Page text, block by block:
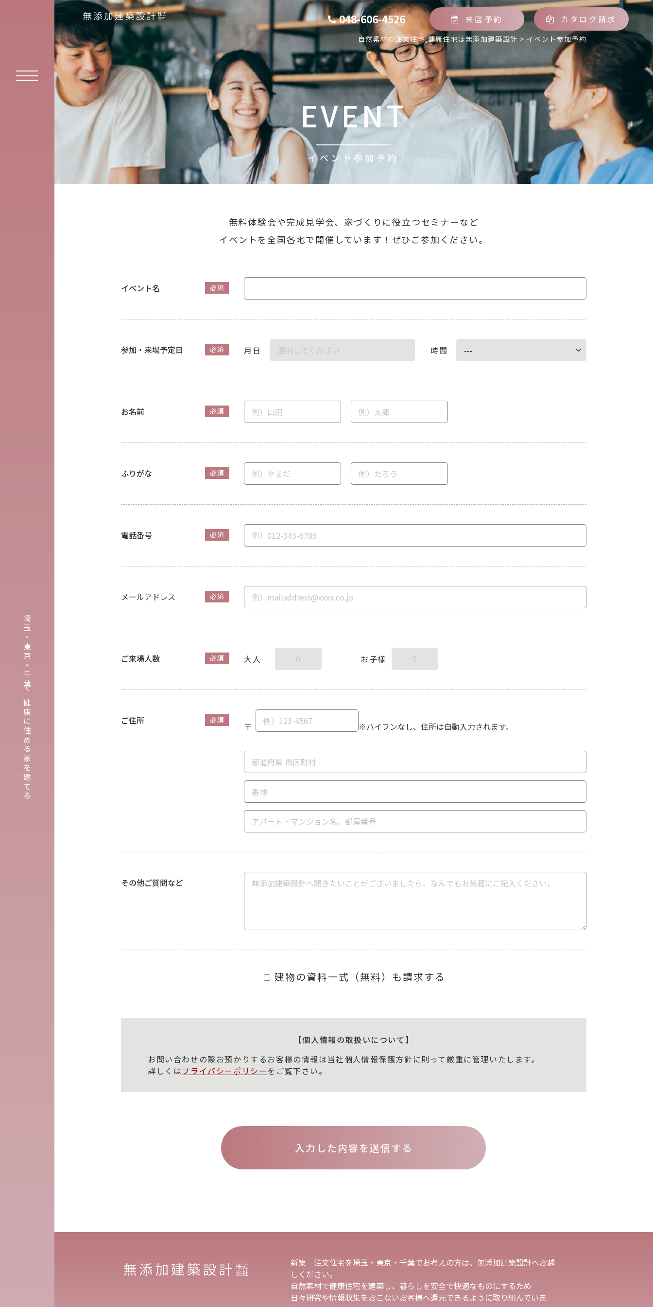
埼玉・東京・千葉で健康に住める家を建てる
048-606-4526 来店予約 カタログ請求
自然素材の注文住宅,健康住宅は無添加建築設計 > イベント参加予約
EVENT
イベント参加予約
無料体験会や完成見学会、家づくりに役立つセミナーなど
イベントを全国各地で開催しています！ぜひご参加ください。
イベント名 必須
参加・来場予定日 必須 月日 時間
お名前 必須
ふりがな 必須
電話番号 必須
メールアドレス 必須
ご来場人数 必須 大人 お子様
ご住所 必須
〒 ※ハイフンなし、住所は自動入力されます。
その他ご質問など
建物の資料一式（無料）も請求する
【個人情報の取扱いについて】
お問い合わせの際お預かりするお客様の情報は当社個人情報保護方針に則って厳重に管理いたします。
詳しくはプライバシーポリシー をご覧下さい。
新築 注文住宅を埼玉・東京・千葉でお考えの方は、無添加建築設計へお越
しください。
自然素材で健康住宅を建築し、暮らしを安全で快適なものにするため
日々研究や情報収集をおこないお客様へ還元できるように取り組んでいま